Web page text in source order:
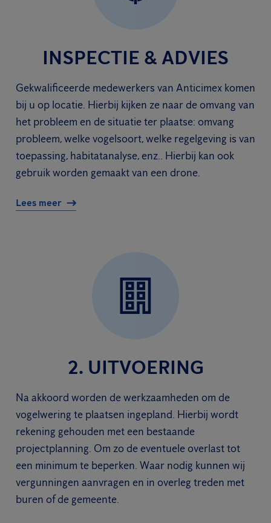
INSPECTIE & ADVIES
Gekwalificeerde medewerkers van Anticimex komen
bij u op locatie. Hierbij kijken ze naar de omvang van
het probleem en de situatie ter plaatse: omvang
probleem, welke vogelsoort, welke regelgeving is van
toepassing, habitatanalyse, enz.. Hierbij kan ook
gebruik worden gemaakt van een drone.
Lees meer
2. UITVOERING
Na akkoord worden de werkzaamheden om de
vogelwering te plaatsen ingepland. Hierbij wordt
rekening gehouden met een bestaande
projectplanning. Om zo de eventuele overlast tot
een minimum te beperken. Waar nodig kunnen wij
vergunningen aanvragen en in overleg treden met
buren of de gemeente.